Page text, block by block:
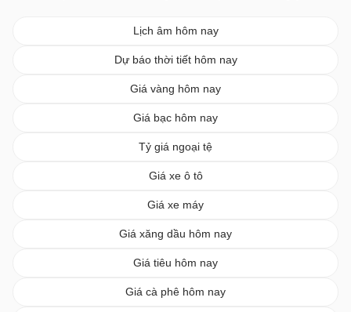
Lịch âm hôm nay
Dự báo thời tiết hôm nay
Giá vàng hôm nay
Giá bạc hôm nay
Tỷ giá ngoại tệ
Giá xe ô tô
Giá xe máy
Giá xăng dầu hôm nay
Giá tiêu hôm nay
Giá cà phê hôm nay